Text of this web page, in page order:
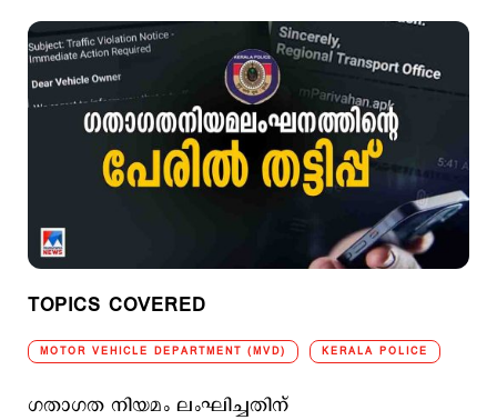
TOPICS COVERED
MOTOR VEHICLE DEPARTMENT (MVD) KERALA POLICE
ഗതാഗത നിയമം ലംഘിച്ചതിന്